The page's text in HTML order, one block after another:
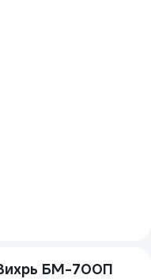
БМ-700П